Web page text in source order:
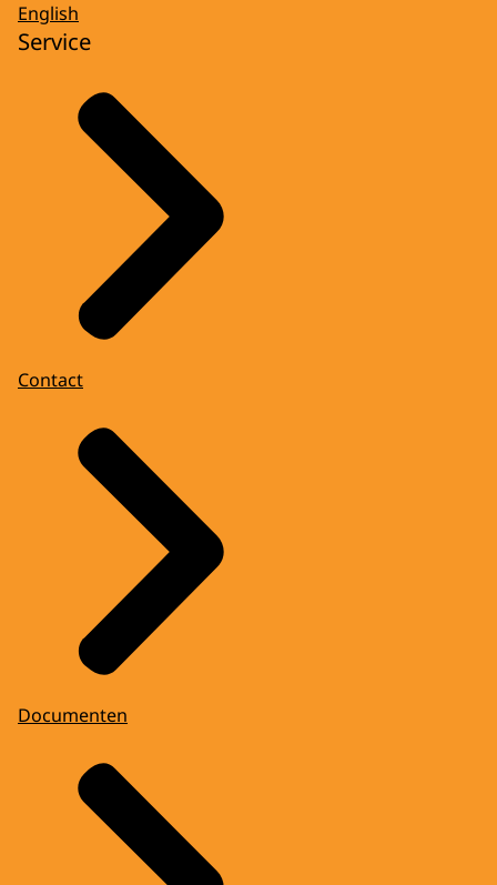
English
Service
Contact
Documenten